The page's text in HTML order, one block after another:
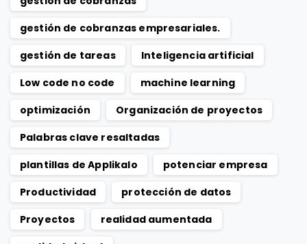
gestión de cobranzas empresariales.
gestión de tareas
Inteligencia artificial
Low code no code
machine learning
optimización
Organización de proyectos
Palabras clave resaltadas
plantillas de Applikalo
potenciar empresa
Productividad
protección de datos
Proyectos
realidad aumentada